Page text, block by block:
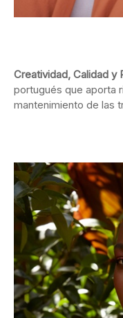
Creatividad, Calidad y
portugués que aporta
mantenimiento de las